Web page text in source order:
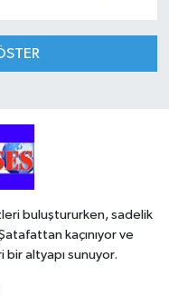
buluştururken, sadelik
kaçınıyor ve
altyapı sunuyor.